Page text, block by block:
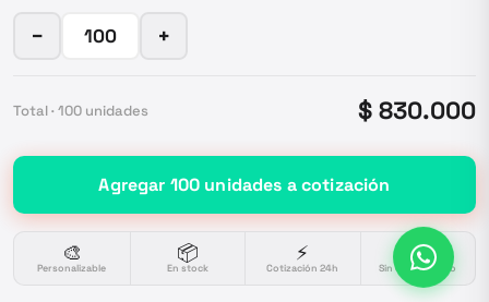
− +
Total · 100 unidades $ 830.000
Agregar 100 unidades a cotización
🎨
Personalizable
📦
En stock
⚡
Cotización 24h
🔒
Sin compromiso